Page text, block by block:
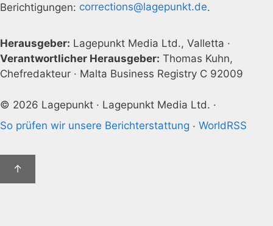
Berichtigungen: corrections@lagepunkt.de.
Herausgeber: Lagepunkt Media Ltd., Valletta ·
Verantwortlicher Herausgeber: Thomas Kuhn,
Chefredakteur · Malta Business Registry C 92009
© 2026 Lagepunkt · Lagepunkt Media Ltd. ·
So prüfen wir unsere Berichterstattung · WorldRSS
↑